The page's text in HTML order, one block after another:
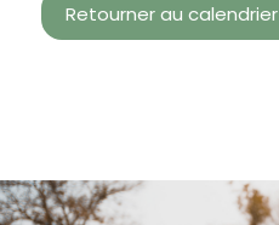
Retourner au calendrier